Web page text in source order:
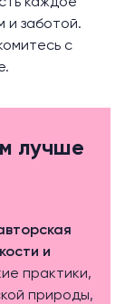
и заботой.
с
лучше
и
практики,
природы,